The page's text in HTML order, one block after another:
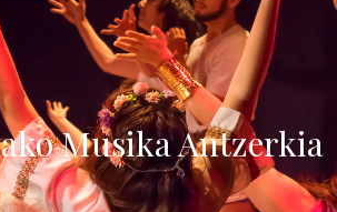
Musika Antzerkia